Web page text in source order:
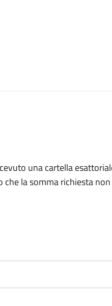
una cartella
la somma richiesta